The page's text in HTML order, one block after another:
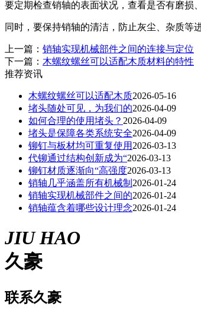
要定期检查销轴的表面状况，查看是否有磨损
同时，要保持销轴的清洁，防止灰尘、杂质等
上一篇： 销轴实现机械部件之间的连接与定位
下一篇： 木螺纹螺丝可以适配木质材料的特性
推荐资讯
木螺纹螺丝可以适配木质2026-05-16
堵头随处可见，为我们的2026-04-09
如何合理的使用堵头？ 2026-04-09
堵头是保障各类系统安全2026-04-09
铆钉与板材均可重复使用 2026-03-13
代铆通过结构创新成为“2026-03-13
铆钉材质逐渐向“高强度2026-03-13
销轴几乎涵盖所有机械制 2026-01-24
销轴实现机械部件之间的2026-01-24
销轴蕴含着哪些设计理念2026-01-24
JIU HAO
久豪
联系久豪